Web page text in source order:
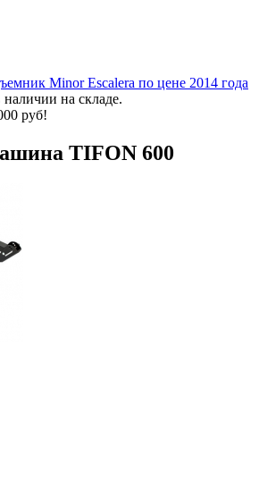
Minor Escalera по цене 2014 года
на складе.
руб!
TIFON 600